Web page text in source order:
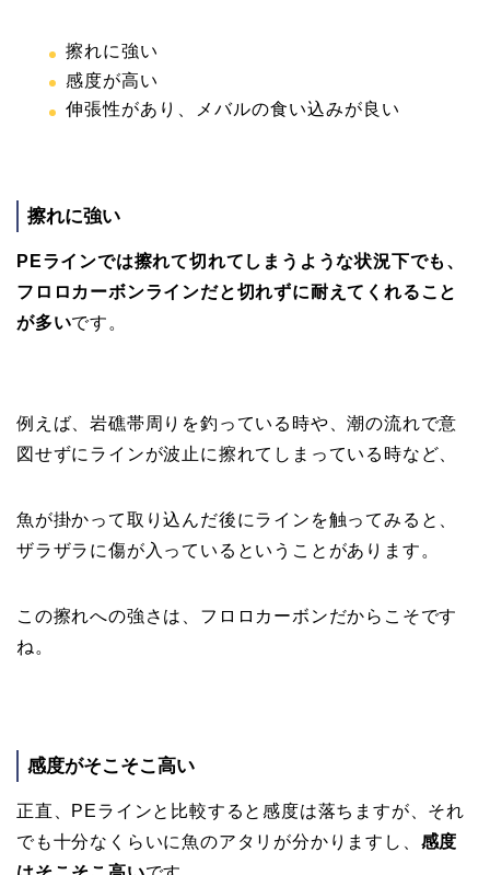
擦れに強い
感度が高い
伸張性があり、メバルの食い込みが良い
擦れに強い
PEラインでは擦れて切れてしまうような状況下でも、
フロロカーボンラインだと切れずに耐えてくれること
が多いです。
例えば、岩礁帯周りを釣っている時や、潮の流れで意
図せずにラインが波止に擦れてしまっている時など、
魚が掛かって取り込んだ後にラインを触ってみると、
ザラザラに傷が入っているということがあります。
この擦れへの強さは、フロロカーボンだからこそです
ね。
感度がそこそこ高い
正直、PEラインと比較すると感度は落ちますが、それ
でも十分なくらいに魚のアタリが分かりますし、 感度